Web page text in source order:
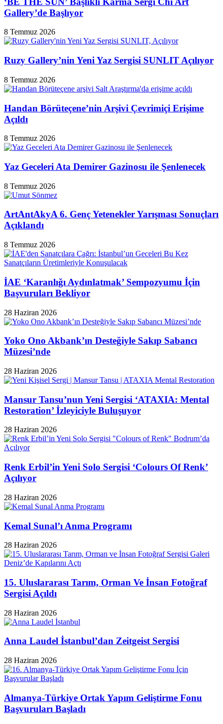
Gallery’de Başlıyor
8 Temmuz 2026
Ruzy Gallery’nin Yeni Yaz Sergisi SUNLIT Açılıyor
8 Temmuz 2026
Handan Börüteçene’nin Arşivi Çevrimiçi Erişime
Açıldı
8 Temmuz 2026
Yaz Geceleri Ata Demirer Gazinosu ile Şenlenecek
8 Temmuz 2026
ArtAntAkyA 6. Genç Yetenekler Yarışması Sonuçları
Açıklandı
8 Temmuz 2026
İAE ‘Karanlığı Aydınlatmak’ Sempozyumu İçin
Başvuruları Bekliyor
28 Haziran 2026
Yoko Ono Akbank’ın Desteğiyle Sakıp Sabancı
Müzesi’nde
28 Haziran 2026
Mansur Tansu’nun Yeni Sergisi ‘ATAXIA: Mental
Restoration’ İzleyiciyle Buluşuyor
28 Haziran 2026
Renk Erbil’in Yeni Solo Sergisi ‘Colours Of Renk’
Açılıyor
28 Haziran 2026
Kemal Sunal’ı Anma Programı
28 Haziran 2026
15. Uluslararası Tarım, Orman Ve İnsan Fotoğraf
Sergisi Açıldı
28 Haziran 2026
Anna Laudel İstanbul’dan Zeitgeist Sergisi
28 Haziran 2026
Almanya-Türkiye Ortak Yapım Geliştirme Fonu
Başvuruları Başladı